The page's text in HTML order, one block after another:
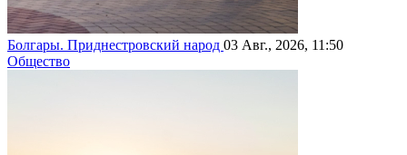
Болгары. Приднестровский народ 03 Авг., 2026, 11:50
Общество